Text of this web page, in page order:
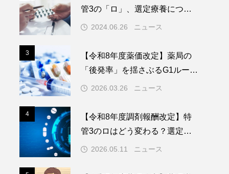
管3の「ロ」、選定療養につい
ても算定可能
2024.06.26 ニュース
3
【令和8年度薬価改定】薬局の
「後発率」を揺さぶるG1ルール
短縮と後発除外品目拡大
2026.03.26 ニュース
4
【令和8年度調剤報酬改定】特
管3のロはどう変わる？選定療
養、バイオ後続品（BS）普及へ
2026.05.11 ニュース